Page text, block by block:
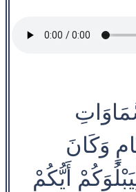
وَكَانَ
أَيُّكُمْ